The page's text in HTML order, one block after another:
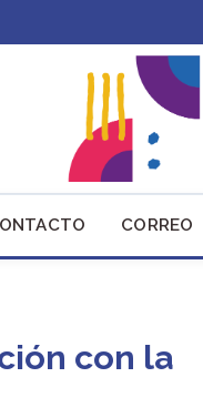
CORREO
con la